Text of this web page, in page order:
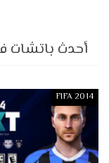
أحدث باتشات
FIFA 2014